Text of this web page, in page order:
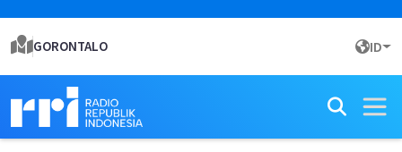
GORONTALO ID